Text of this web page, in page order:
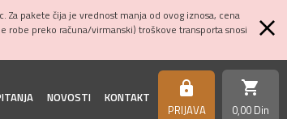
pakete čija je vrednost manja od ovog iznosa, cena
robe preko računa/virmanski) troškove transporta snosi
NOVOSTI KONTAKT https
PRIJAVA
shopping_cart
0,00 Din